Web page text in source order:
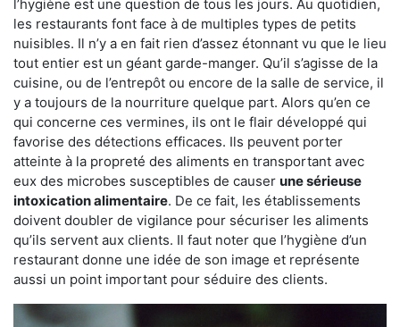
l’hygiène est une question de tous les jours. Au quotidien,
les restaurants font face à de multiples types de petits
nuisibles. Il n’y a en fait rien d’assez étonnant vu que le lieu
tout entier est un géant garde-manger. Qu’il s’agisse de la
cuisine, ou de l’entrepôt ou encore de la salle de service, il
y a toujours de la nourriture quelque part. Alors qu’en ce
qui concerne ces vermines, ils ont le flair développé qui
favorise des détections efficaces. Ils peuvent porter
atteinte à la propreté des aliments en transportant avec
eux des microbes susceptibles de causer une sérieuse
intoxication alimentaire. De ce fait, les établissements
doivent doubler de vigilance pour sécuriser les aliments
qu’ils servent aux clients. Il faut noter que l’hygiène d’un
restaurant donne une idée de son image et représente
aussi un point important pour séduire des clients.